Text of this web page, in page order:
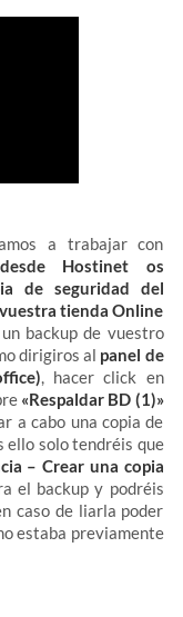
a trabajar con
desde Hostinet os
de seguridad del
tienda Online
backup de vuestro
dirigiros al panel de
, hacer click en
«Respaldar BD (1)»
a cabo una copia de
ello solo tendréis que
– Crear una copia
el backup y podréis
caso de liarla poder
estaba previamente